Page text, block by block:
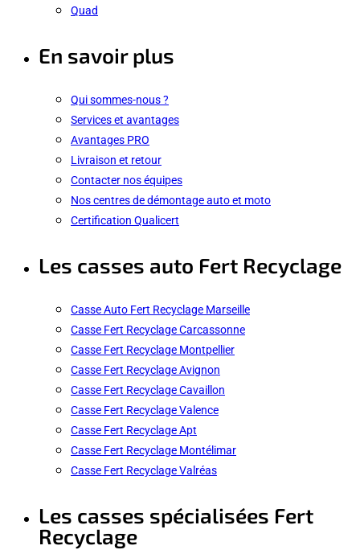
Quad
En savoir plus
Qui sommes-nous ?
Services et avantages
Avantages PRO
Livraison et retour
Contacter nos équipes
Nos centres de démontage auto et moto
Certification Qualicert
Les casses auto Fert Recyclage
Casse Auto Fert Recyclage Marseille
Casse Fert Recyclage Carcassonne
Casse Fert Recyclage Montpellier
Casse Fert Recyclage Avignon
Casse Fert Recyclage Cavaillon
Casse Fert Recyclage Valence
Casse Fert Recyclage Apt
Casse Fert Recyclage Montélimar
Casse Fert Recyclage Valréas
Les casses spécialisées Fert
Recyclage